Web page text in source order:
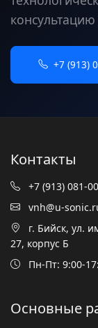
+7 (913)
Контакты
+7 (913) 081-
vnh@u-
г. Бийск, ул.
27, корпус Б
Пн-Пт: 9:00-
Основные